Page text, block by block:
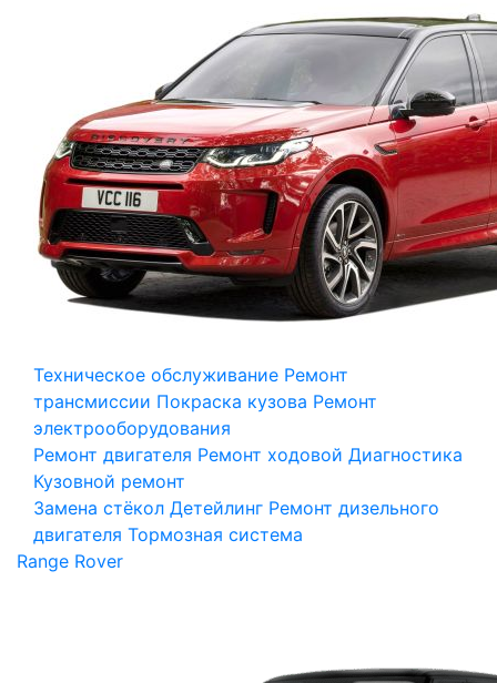
Техническое обслуживание Ремонт
трансмиссии Покраска кузова Ремонт
электрооборудования
Ремонт двигателя Ремонт ходовой Диагностика
Кузовной ремонт
Замена стёкол Детейлинг Ремонт дизельного
двигателя Тормозная система
Range Rover